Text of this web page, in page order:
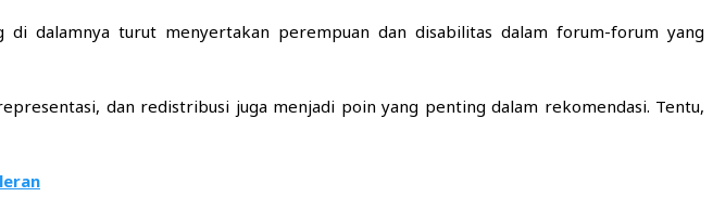
dalamnya turut menyertakan perempuan dan disabilitas dalam forum-forum yang
dan redistribusi juga menjadi poin yang penting dalam rekomendasi. Tentu,